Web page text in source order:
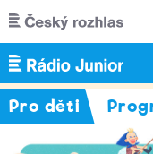
Přejít k hlavnímu
Pro děti